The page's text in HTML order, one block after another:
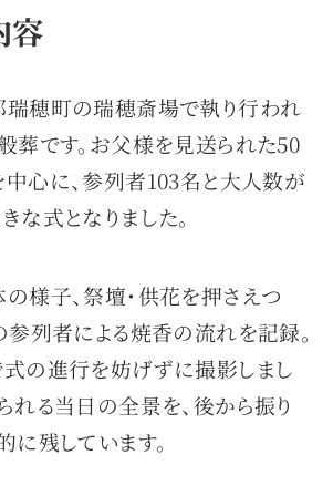
容
穂町の瑞穂斎場で執り行われ
葬です。お父様を見送られた50
心に、参列者103名と大人数が
な式となりました。
様子、祭壇・供花を押さえつ
参列者による焼香の流れを記録。
の進行を妨げずに撮影しまし
れる当日の全景を、後から振り
に残しています。